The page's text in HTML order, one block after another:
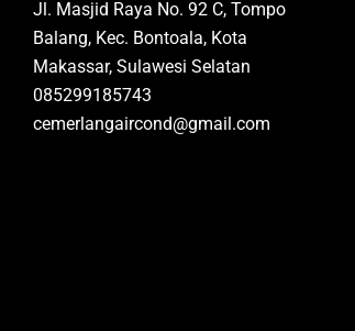
Jl. Masjid Raya No. 92 C, Tompo
Balang, Kec. Bontoala, Kota
Makassar, Sulawesi Selatan
085299185743
cemerlangaircond@gmail.com